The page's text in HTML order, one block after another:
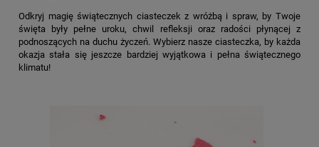
Odkryj magię świątecznych ciasteczek z wróżbą i spraw, by Twoje
święta były pełne uroku, chwil refleksji oraz radości płynącej z
podnoszących na duchu życzeń. Wybierz nasze ciasteczka, by każda
okazja stała się jeszcze bardziej wyjątkowa i pełna świątecznego
klimatu!